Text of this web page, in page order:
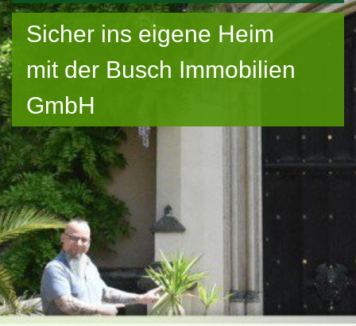
Sicher ins eigene Heim
mit der Busch Immobilien
GmbH